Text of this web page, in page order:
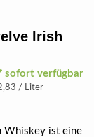
Irish
sofort verfügbar
/ Liter
Whiskey ist eine